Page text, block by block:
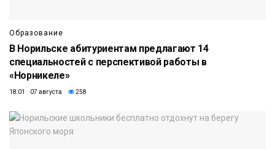
Образование
В Норильске абитуриентам предлагают 14
специальностей с перспективой работы в
«Норникеле»
18:01 07 августа 258